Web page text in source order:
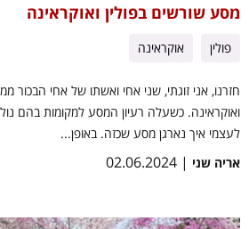
מסע שורשים בפולין ואוקראינה
פולין אוקראינה
חזרנו, אני זוגתי, שני אחי ואשתו של אחי הבכור
ואוקראינה. כשעלה רעיון המסע למקומות בהם
לעצמי איך נארגן מסע שכזה. באופן...
אריה שני | 02.06.2024